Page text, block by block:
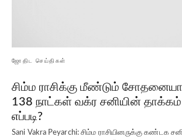
ஜோதிட செய்திகள்
சிம்ம ராசிக்கு மீண்டும்
138 நாட்கள் வக்ர சனியின் தாக்கம்!
எப்படி?
Sani Vakra Peyarchi: சிம்ம ராசியினருக்கு கண்டக